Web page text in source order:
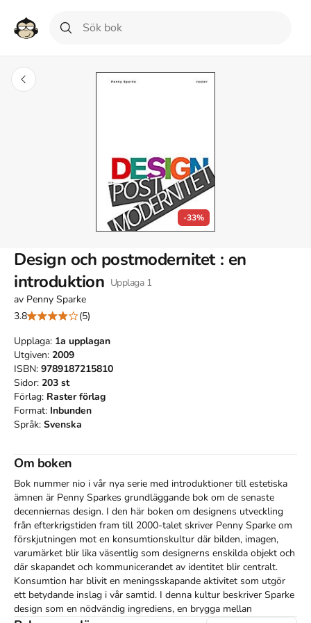
-33%
Design och postmodernitet : en
introduktion Upplaga 1
av Penny Sparke
3.8
(5)
Upplaga: 1a upplagan
Utgiven: 2009
ISBN: 9789187215810
Sidor: 203 st
Förlag: Raster förlag
Format: Inbunden
Språk: Svenska
Om boken
Bok nummer nio i vår nya serie med introduktioner till estetiska
ämnen är Penny Sparkes grundläggande bok om de senaste
decenniernas design. I den här boken om designens utveckling
från efterkrigstiden fram till 2000-talet skriver Penny Sparke om
förskjutningen mot en konsumtionskultur där bilden, imagen,
varumärket blir lika väsentlig som designerns enskilda objekt och
där skapandet och kommunicerandet av identitet blir centralt.
Konsumtion har blivit en meningsskapande aktivitet som utgör
ett betydande inslag i vår samtid. I denna kultur beskriver Sparke
design som en nödvändig ingrediens, en brygga mellan